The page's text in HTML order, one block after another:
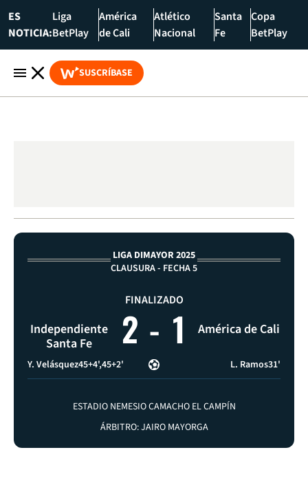
ES
NOTICIA:
Liga
BetPlay
América
de Cali
Atlético
Nacional
Santa
Fe
Copa
BetPlay
SUSCRÍBASE
LIGA DIMAYOR 2025
CLAUSURA - FECHA 5
Independiente
Santa Fe
FINALIZADO
2 - 1 América de Cali
Y. Velásquez45+4' 45+2' L. Ramos31'
ESTADIO NEMESIO CAMACHO EL CAMPÍN
ÁRBITRO: JAIRO MAYORGA